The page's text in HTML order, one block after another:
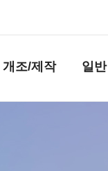
개조/제작 일